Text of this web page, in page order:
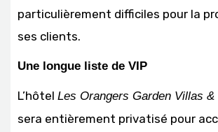
particulièrement difficiles pour la
ses clients.
Une longue liste de VIP
L’hôtel Les Orangers Garden Villas &
sera entièrement privatisé pour